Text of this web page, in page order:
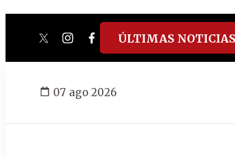
twitterinstagram
facebook
tiktokyoutube
spotify
ÚLTIMAS NOTICIAS
07 ago 2026